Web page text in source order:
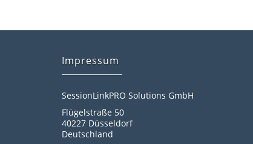
Impressum
SessionLinkPRO Solutions GmbH
Flügelstraße 50
40227 Düsseldorf
Deutschland